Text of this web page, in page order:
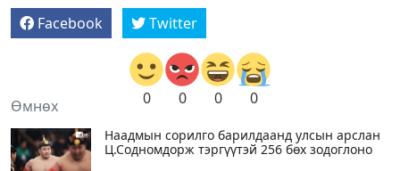
Facebook Twitter
0 0 0 0
Өмнөх
Наадмын сорилго барилдаанд улсын арслан
Ц.Содномдорж тэргүүтэй 256 бөх зодоглоно